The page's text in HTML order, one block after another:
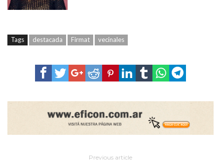
Tags destacada Firmat vecinales
Previous article